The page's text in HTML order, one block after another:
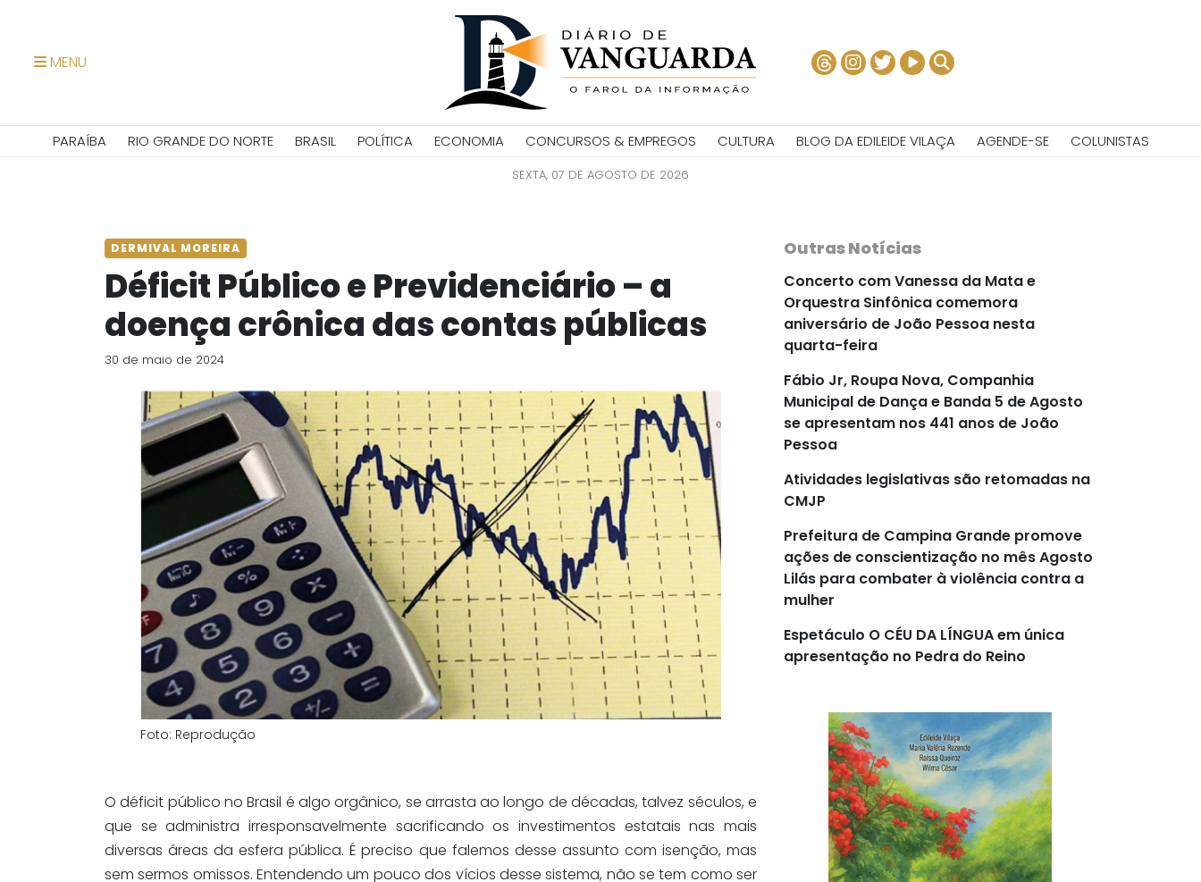
MENU
PARAÍBA RIO GRANDE DO NORTE BRASIL POLÍTICA ECONOMIA CONCURSOS & EMPREGOS CULTURA BLOG DA EDILEIDE VILAÇA AGENDE-SE COLUNISTAS
SEXTA, 07 DE AGOSTO DE 2026
DERMIVAL MOREIRA
Déficit Público e Previdenciário – a
doença crônica das contas públicas
30 de maio de 2024
Foto: Reprodução
O déficit público no Brasil é algo orgânico, se arrasta ao longo de décadas, talvez séculos, e
que se administra irresponsavelmente sacrificando os investimentos estatais nas mais
diversas áreas da esfera pública. É preciso que falemos desse assunto com isenção, mas
sem sermos omissos. Entendendo um pouco dos vícios desse sistema, não se tem como ser
Outras Notícias
Concerto com Vanessa da Mata e
Orquestra Sinfônica comemora
aniversário de João Pessoa nesta
quarta-feira
Fábio Jr, Roupa Nova, Companhia
Municipal de Dança e Banda 5 de Agosto
se apresentam nos 441 anos de João
Pessoa
Atividades legislativas são retomadas na
CMJP
Prefeitura de Campina Grande promove
ações de conscientização no mês Agosto
Lilás para combater à violência contra a
mulher
Espetáculo O CÉU DA LÍNGUA em única
apresentação no Pedra do Reino